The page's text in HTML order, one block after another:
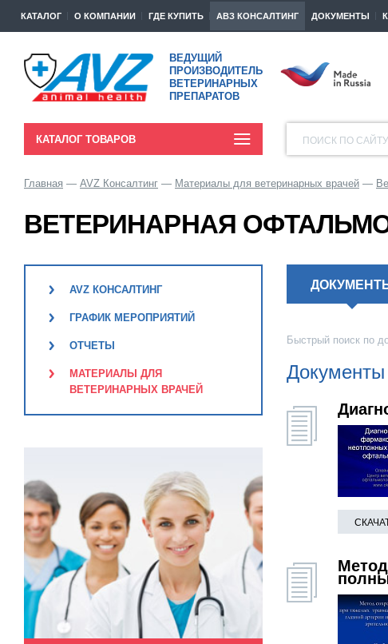
КАТАЛОГ О КОМПАНИИ ГДЕ КУПИТЬ АВЗ КОНСАЛТИНГ ДОКУМЕНТЫ
ВЕДУЩИЙ
ПРОИЗВОДИТЕЛЬ
ВЕТЕРИНАРНЫХ
ПРЕПАРАТОВ
КАТАЛОГ ТОВАРОВ ПОИСК ПО САЙТУ
Главная AVZ Консалтинг Материалы для ветеринарных врачей
ВЕТЕРИНАРНАЯ
AVZ КОНСАЛТИНГ
ГРАФИК МЕРОПРИЯТИЙ
ОТЧЕТЫ
МАТЕРИАЛЫ ДЛЯ
ВЕТЕРИНАРНЫХ ВРАЧЕЙ
Быстрый поиск по
Документы